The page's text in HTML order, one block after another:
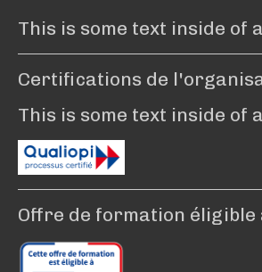
This is some text inside of
Certifications de
This is some text inside of
Offre de formation éligible